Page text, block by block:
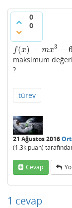
0
0
f(x) = mx3 − 6
f(x)=mx3 −6x2+ m −
maksimum
?
türev
21 Ağustos 2016
(1.3k puan)
Cevap
1 cevap